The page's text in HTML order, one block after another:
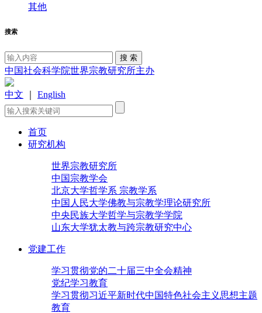
其他
搜索
中国社会科学院世界宗教研究所主办
中文 English
首页
研究机构
世界宗教研究所
中国宗教学会
北京大学哲学系 宗教学系
中国人民大学佛教与宗教学理论研究所
中央民族大学哲学与宗教学学院
山东大学犹太教与跨宗教研究中心
党建工作
学习贯彻党的二十届三中全会精神
党纪学习教育
学习贯彻习近平新时代中国特色社会主义思想主题
教育